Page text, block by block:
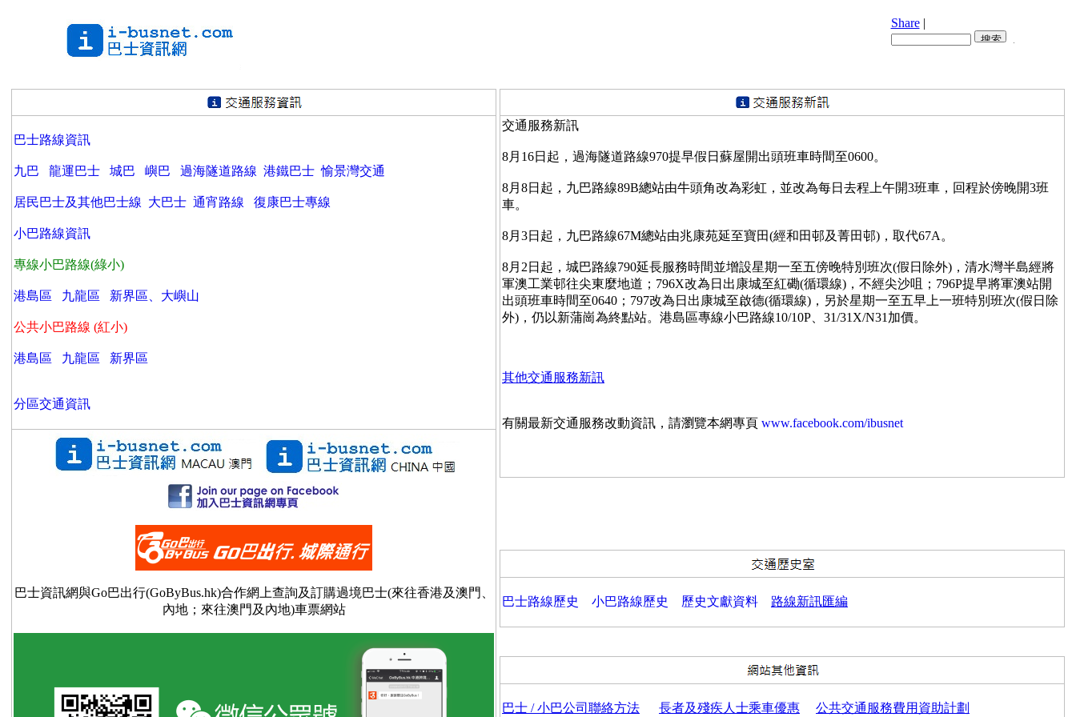
Share |
巴士路線資訊
九巴 龍運巴士 城巴 嶼巴 過海隧道路線 港鐵巴士 愉景灣交通
居民巴士及其他巴士線 大巴士 通宵路線 復康巴士專線
小巴路線資訊
專線小巴路線(綠小)
港島區 九龍區 新界區、大嶼山
公共小巴路線 (紅小)
港島區 九龍區 新界區
分區交通資訊
巴士資訊網與Go巴出行(GoByBus.hk)合作網上查詢及訂購過境巴士(來往香港及澳門、
內地；來往澳門及內地)車票網站
交通服務新訊
8月16日起，過海隧道路線970提早假日蘇屋開出頭班車時間至0600。
8月8日起，九巴路線89B總站由牛頭角改為彩虹，並改為每日去程上午開3班車，回程於傍晚開3班
車。
8月3日起，九巴路線67M總站由兆康苑延至寶田(經和田邨及菁田邨)，取代67A。
8月2日起，城巴路線790延長服務時間並增設星期一至五傍晚特別班次(假日除外)，清水灣半島經將
軍澳工業邨往尖東麼地道；796X改為日出康城至紅磡(循環線)，不經尖沙咀；796P提早將軍澳站開
出頭班車時間至0640；797改為日出康城至啟德(循環線)，另於星期一至五早上一班特別班次(假日除
外)，仍以新蒲崗為終點站。港島區專線小巴路線10/10P、31/31X/N31加價。
其他交通服務新訊
有關最新交通服務改動資訊，請瀏覽本網專頁 www.facebook.com/ibusnet
巴士路線歷史 小巴路線歷史 歷史文獻資料 路線新訊匯編
巴士 / 小巴公司聯絡方法 長者及殘疾人士乘車優惠 公共交通服務費用資助計劃